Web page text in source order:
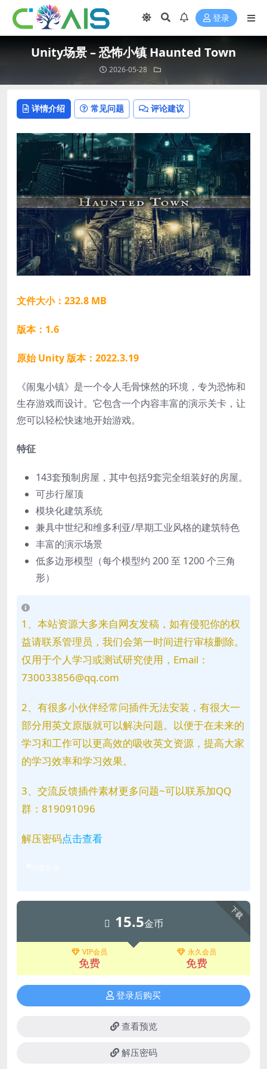
登录
Unity场景 – 恐怖小镇 Haunted Town
2026-05-28
详情介绍 常见问题 评论建议
文件大小：232.8 MB
版本：1.6
原始 Unity 版本：2022.3.19
《闹鬼小镇》是一个令人毛骨悚然的环境，专为恐怖和
生存游戏而设计。它包含一个内容丰富的演示关卡，让
您可以轻松快速地开始游戏。
特征
143套预制房屋，其中包括9套完全组装好的房屋。
可步行屋顶
模块化建筑系统
兼具中世纪和维多利亚/早期工业风格的建筑特色
丰富的演示场景
低多边形模型（每个模型约 200 至 1200 个三角
形）
1、本站资源大多来自网友发稿，如有侵犯你的权
益请联系管理员，我们会第一时间进行审核删除。
仅用于个人学习或测试研究使用，Email：
730033856@qq.com
2、有很多小伙伴经常问插件无法安装，有很大一
部分用英文原版就可以解决问题。以便于在未来的
学习和工作可以更高效的吸收英文资源，提高大家
的学习效率和学习效果。
3、交流反馈插件素材更多问题~可以联系加QQ
群：819091096
解压密码点击查看
下载
15.5金币
VIP会员
免费
永久会员
免费
登录后购买
查看预览
解压密码